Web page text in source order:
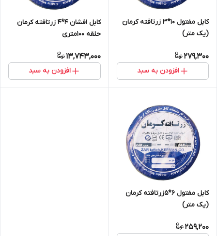
کابل مفتول 10*3 زرتافته کرمان
(یک متر)
279,300
افزودن به سبد
کابل افشان 4*4 زرتافته کرمان
حلقه 100متری
13,743,000
افزودن به سبد
کابل مفتول 6*5زرتافته کرمان
(یک متر)
259,200